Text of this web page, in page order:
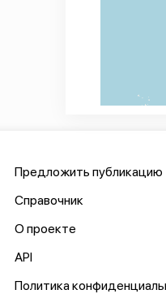
Предложить публикацию
Справочник
О проекте
API
Политика